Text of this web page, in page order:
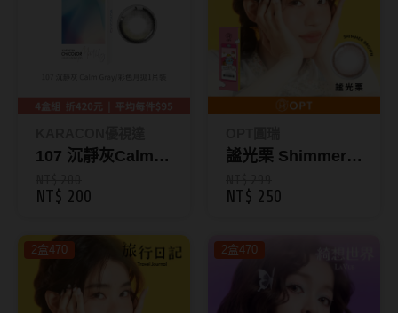
PienAge
T-Garden FLANMY
T-Garden Loveil
T-Garden Chu's me
韓國隱眼品牌
CLB Color波斯霓彩
107 沉靜灰Calm
CHICOLOR 38%
NT$ 200
謐光栗 Shimmer
彩色日拋10片裝
NT$ 250
2盒470 2盒470